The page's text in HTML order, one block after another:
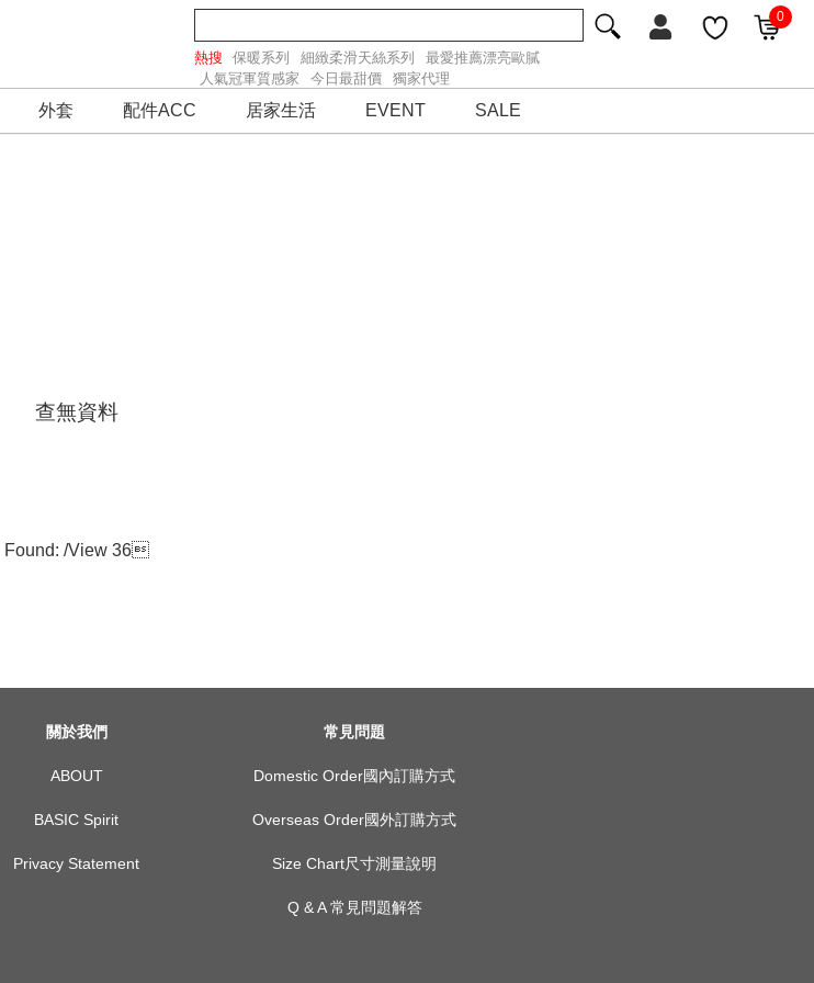
0
外套 配件ACC 居家生活 EVENT SALE
熱搜 保暖系列 細緻柔滑天絲系列
最愛推薦漂亮歐膩
人氣冠軍質感家
今日最甜價 獨家代理
查無資料
Found: /View 36
關於我們
ABOUT
BASIC Spirit
Privacy Statement
常見問題
Domestic Order國內訂購方式
Overseas Order國外訂購方式
Size Chart尺寸測量說明
Q & A 常見問題解答